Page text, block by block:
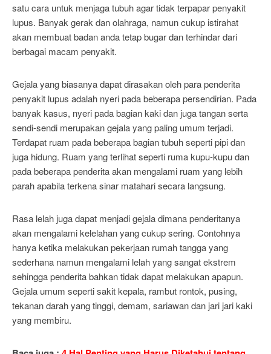
satu cara untuk menjaga tubuh agar tidak terpapar penyakit
lupus. Banyak gerak dan olahraga, namun cukup istirahat
akan membuat badan anda tetap bugar dan terhindar dari
berbagai macam penyakit.
Gejala yang biasanya dapat dirasakan oleh para penderita
penyakit lupus adalah nyeri pada beberapa persendirian. Pada
banyak kasus, nyeri pada bagian kaki dan juga tangan serta
sendi-sendi merupakan gejala yang paling umum terjadi.
Terdapat ruam pada beberapa bagian tubuh seperti pipi dan
juga hidung. Ruam yang terlihat seperti ruma kupu-kupu dan
pada beberapa penderita akan mengalami ruam yang lebih
parah apabila terkena sinar matahari secara langsung.
Rasa lelah juga dapat menjadi gejala dimana penderitanya
akan mengalami kelelahan yang cukup sering. Contohnya
hanya ketika melakukan pekerjaan rumah tangga yang
sederhana namun mengalami lelah yang sangat ekstrem
sehingga penderita bahkan tidak dapat melakukan apapun.
Gejala umum seperti sakit kepala, rambut rontok, pusing,
tekanan darah yang tinggi, demam, sariawan dan jari jari kaki
yang membiru.